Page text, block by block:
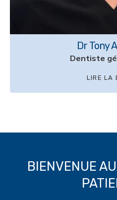
Dr Tony
Dentiste
LIRE LA
BIENVENUE